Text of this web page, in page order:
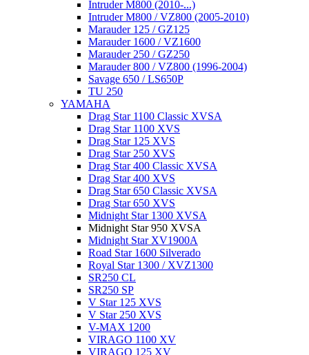
Intruder M800 (2010-...)
Intruder M800 / VZ800 (2005-2010)
Marauder 125 / GZ125
Marauder 1600 / VZ1600
Marauder 250 / GZ250
Marauder 800 / VZ800 (1996-2004)
Savage 650 / LS650P
TU 250
YAMAHA
Drag Star 1100 Classic XVSA
Drag Star 1100 XVS
Drag Star 125 XVS
Drag Star 250 XVS
Drag Star 400 Classic XVSA
Drag Star 400 XVS
Drag Star 650 Classic XVSA
Drag Star 650 XVS
Midnight Star 1300 XVSA
Midnight Star 950 XVSA
Midnight Star XV1900A
Road Star 1600 Silverado
Royal Star 1300 / XVZ1300
SR250 CL
SR250 SP
V Star 125 XVS
V Star 250 XVS
V-MAX 1200
VIRAGO 1100 XV
VIRAGO 125 XV